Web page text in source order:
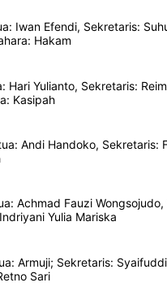
Iwan Efendi, Sekretaris:
Hakam
Hari Yulianto, Sekretaris:
Kasipah
Andi Handoko, Sekretaris:
Achmad Fauzi
Yulia Mariska
Armuji; Sekretaris:
Sari